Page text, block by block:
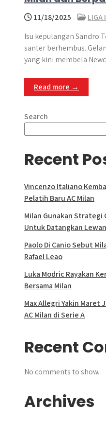
11/18/2025 LIGA
Isu kepulangan Sandro
santer berhembus.
yang kini membela
Read more →
Search
Recent
Vincenzo Italiano
Pelatih Baru AC Milan
Milan Gunakan Strategi
Untuk Datangkan
Paolo Di Canio Sebut
Rafael Leao
Luka Modric Rayakan
Bersama Milan
Max Allegri Yakin Maret
AC Milan di Serie A
Recent
No comments to show.
Archives